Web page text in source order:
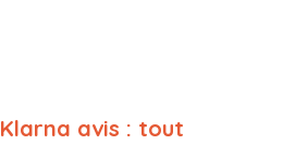
Klarna avis : tout